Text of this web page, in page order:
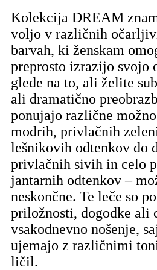
Kolekcija DREAM
voljo v različnih
barvah, ki ženskam
preprosto izrazijo svojo
glede na to, ali želite
ali dramatično
ponujajo različne
modrih, privlačnih
lešnikovih odtenkov do
privlačnih sivih in celo
jantarnih odtenkov –
neskončne. Te leče so
priložnosti, dogodke ali
vsakodnevno nošenje,
ujemajo z različnimi
ličil.